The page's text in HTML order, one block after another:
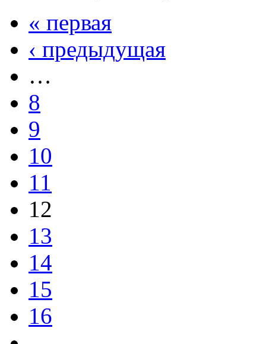
« первая
‹ предыдущая
…
8
9
10
11
12
13
14
15
16